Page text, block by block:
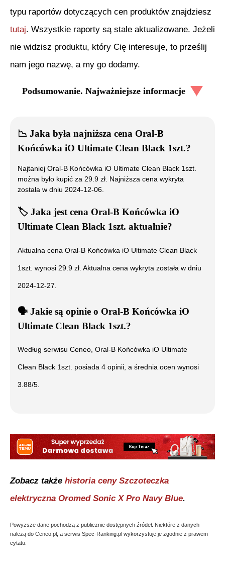
typu raportów dotyczących cen produktów znajdziesz
tutaj. Wszystkie raporty są stale aktualizowane. Jeżeli
nie widzisz produktu, który Cię interesuje, to prześlij
nam jego nazwę, a my go dodamy.
Podsumowanie. Najważniejsze informacje
📉 Jaka była najniższa cena Oral-B
Końcówka iO Ultimate Clean Black 1szt.?
Najtaniej Oral-B Końcówka iO Ultimate Clean Black 1szt.
można było kupić za 29.9 zł. Najniższa cena wykryta
została w dniu 2024-12-06
🏷️ Jaka jest cena Oral-B Końcówka iO
Ultimate Clean Black 1szt. aktualnie?
Aktualna cena Oral-B Końcówka iO Ultimate Clean Black
1szt. wynosi 29.9 zł. Aktualna cena wykryta została w dniu
2024-12-27
🗣️ ️ Jakie są opinie o Oral-B Końcówka iO
Ultimate Clean Black 1szt.?
Według serwisu Ceneo, Oral-B Końcówka iO Ultimate
Clean Black 1szt. posiada 4 opinii, a średnia ocen wynosi
3.88/5.
Zobacz także historia ceny Szczoteczka
elektryczna Oromed Sonic X Pro Navy Blue.
Powyższe dane pochodzą z publicznie dostępnych źródeł. Niektóre z danych
należą do Ceneo.pl, a serwis Spec-Ranking.pl wykorzystuje je zgodnie z prawem
cytatu.